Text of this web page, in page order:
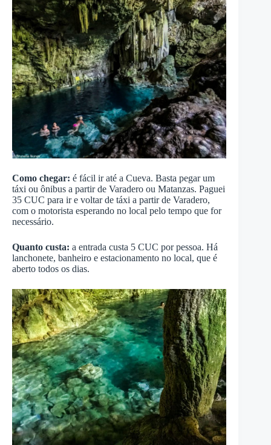
Como chegar: é fácil ir até a Cueva. Basta pegar um
táxi ou ônibus a partir de Varadero ou Matanzas. Paguei
35 CUC para ir e voltar de táxi a partir de Varadero,
com o motorista esperando no local pelo tempo que for
necessário.
Quanto custa: a entrada custa 5 CUC por pessoa. Há
lanchonete, banheiro e estacionamento no local, que é
aberto todos os dias.